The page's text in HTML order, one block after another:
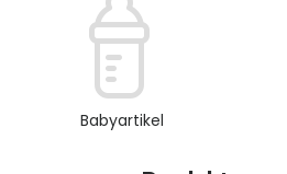
Babyartikel